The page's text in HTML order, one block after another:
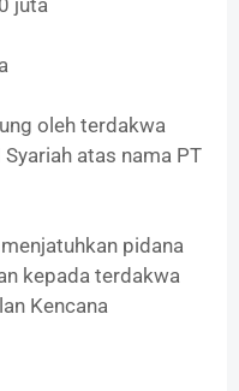
oleh terdakwa
atas nama PT
pidana
kepada terdakwa
Kencana